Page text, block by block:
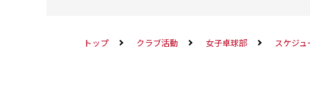
トップ クラブ活動 女子卓球部 スケジュ